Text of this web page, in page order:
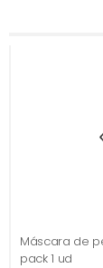
Máscara de
pack 1 ud